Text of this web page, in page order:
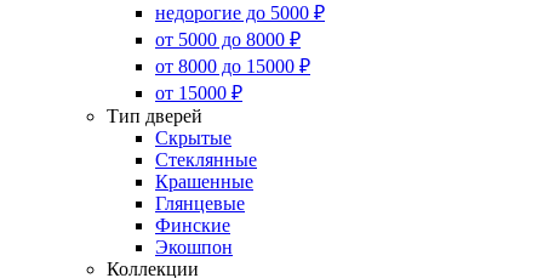
недорогие до 5000 ₽
от 5000 до 8000 ₽
от 8000 до 15000 ₽
от 15000 ₽
Тип дверей
Скрытые
Стеклянные
Крашенные
Глянцевые
Финские
Экошпон
Коллекции